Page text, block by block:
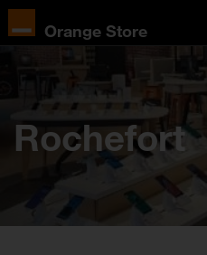
Orange Store
Rochefort